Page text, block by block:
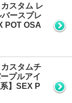
スタム レ
ースプレ
POT OSA
カスタムチ
プルアイ
】SEX P